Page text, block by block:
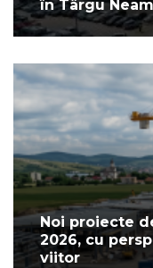
în Târgu
Noi proiecte
2026, cu
viitor